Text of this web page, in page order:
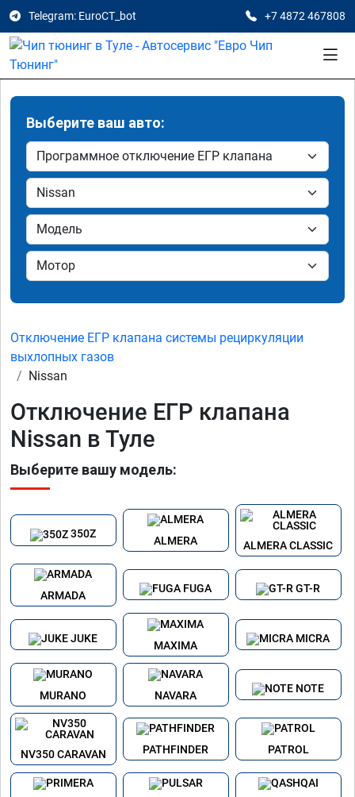
Telegram: EuroCT_bot +7 4872 467808
Выберите ваш авто:
Отключение ЕГР клапана системы рециркуляции
выхлопных газов
Nissan
Отключение ЕГР клапана
Nissan в Туле
Выберите вашу модель:
350Z
ALMERA ALMERA CLASSIC
ARMADA
FUGA GT-R
JUKE
MAXIMA
MICRA
MURANO NAVARA
NOTE
NV350 CARAVAN PATHFINDER PATROL